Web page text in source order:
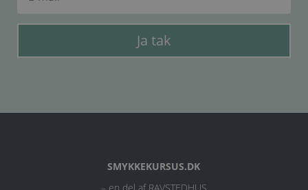
Ja tak
SMYKKEKURSUS.DK